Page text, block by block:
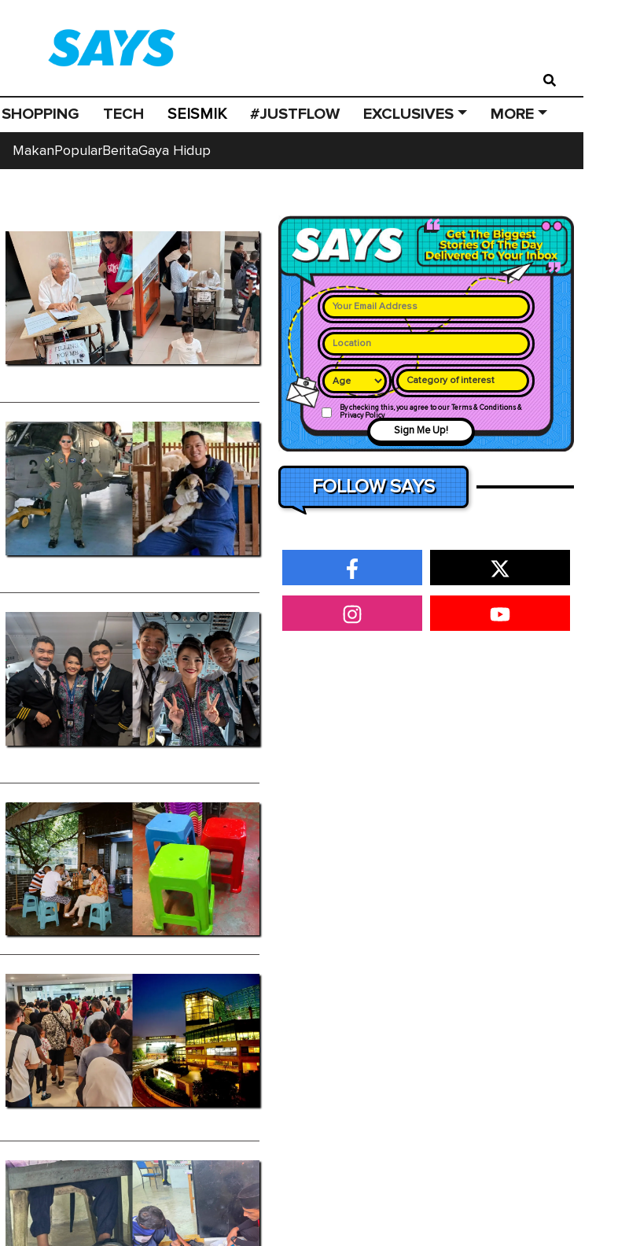
SHOPPING TECH SEISMIK #JUSTFLOW EXCLUSIVES MORE
MakanPopularBeritaGaya Hidup
Category of interest
By checking this, you agree to our Terms & Conditions &
Privacy Policy
Sign Me Up!
FOLLOW SAYS